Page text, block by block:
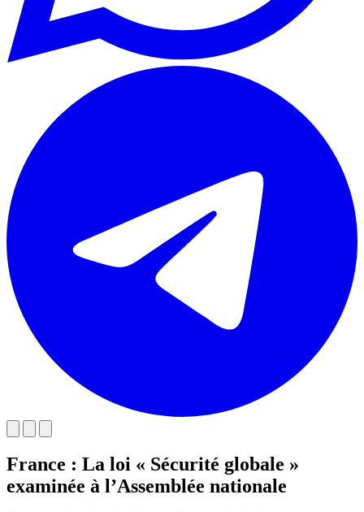
France : La loi « Sécurité globale »
examinée à l’Assemblée nationale